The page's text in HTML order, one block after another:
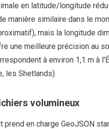
en latitude/longitude
manière similaire dans le
mais la longitude
une meilleure précision au
à environ 1,1 m à
les Shetlands).
volumineux
en charge GeoJSON